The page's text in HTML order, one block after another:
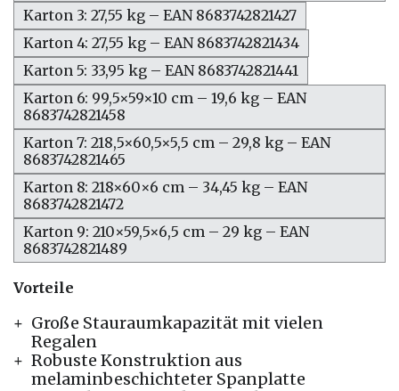
Vorteile
Große Stauraumkapazität mit vielen
Regalen
Robuste Konstruktion aus
melaminbeschichteter Spanplatte
Karton 3: 27,55 kg – EAN 8683742821427
Karton 4: 27,55 kg – EAN 8683742821434
Karton 5: 33,95 kg – EAN 8683742821441
Karton 6: 99,5×59×10 cm – 19,6 kg – EAN
8683742821458
Karton 7: 218,5×60,5×5,5 cm – 29,8 kg – EAN
8683742821465
Karton 8: 218×60×6 cm – 34,45 kg – EAN
8683742821472
Karton 9: 210×59,5×6,5 cm – 29 kg – EAN
8683742821489